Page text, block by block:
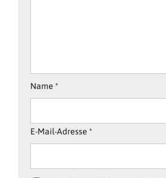
Name *
E-Mail-Adresse *